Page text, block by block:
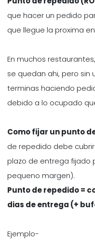
que hacer un pedido
que llegue la proxima
En muchos
se quedan ahi, pero
terminas haciendo
debido a lo ocupado
Como fijar un punto
de repedido debe
plazo de entrega fijado
pequeno margen).
Punto de repedido =
dias de entrega (+
Ejemplo-